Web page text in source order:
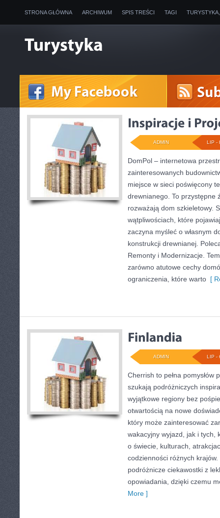
STRONA GŁÓWNA ARCHIWUM SPIS TREŚCI TAGI
LIP -
ADMIN
DomPol – internetowa
zainteresowanych
miejsce w sieci poświęcony
drewnianego. To przystępne
rozważają dom szkieletowy.
wątpliwościach, które
zaczyna myśleć o własnym
konstrukcji drewnianej.
Remonty i Modernizacje.
zarówno atutowe cechy
ograniczenia, które warto [
LIP -
ADMIN
Cherrish to pełna pomysłów
szukają podróżniczych
wyjątkowe regiony bez
otwartością na nowe
który może zainteresować
wakacyjny wyjazd, jak i tych,
o świecie, kulturach,
codzienności różnych krajów.
podróżnicze ciekawostki z
opowiadania, dzięki czemu
More ]